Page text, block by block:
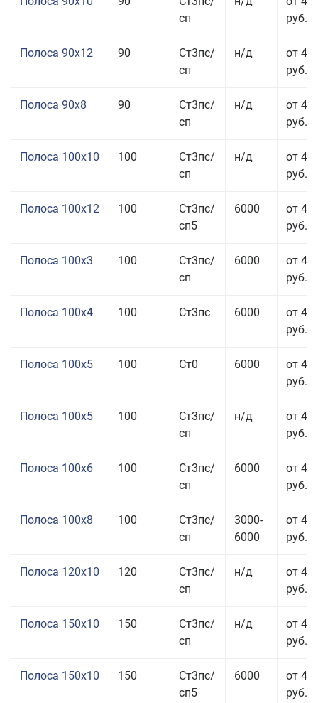
сп
руб.
Полоса 90x12 90
Ст3пс/
сп
н/д
от 42
руб.
Полоса 90x8 90
Ст3пс/
сп
н/д
от 42
руб.
Полоса 100x10 100
Ст3пс/
сп
н/д
от 41
руб.
Полоса 100x12 100
Ст3пс/
сп5
6000
от 45
руб.
Полоса 100x3 100
Ст3пс/
сп
6000
от 46
руб.
Полоса 100x4 100 Ст3пс 6000
от 46
руб.
Полоса 100x5 100 Ст0 6000
от 46
руб.
Полоса 100x5 100
Ст3пс/
сп
н/д
от 46
руб.
Полоса 100x6 100
Ст3пс/
сп
6000
от 46
руб.
Полоса 100x8 100
Ст3пс/
сп
3000-
6000
от 42
руб.
Полоса 120x10 120
Ст3пс/
сп
н/д
от 43
руб.
Полоса 150x10 150
Ст3пс/
сп
н/д
от 43
руб.
Полоса 150x10 150
Ст3пс/
сп5
6000
от 43
руб.